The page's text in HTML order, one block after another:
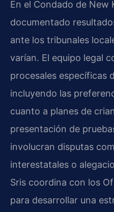
En el Condado de New
documentado
ante los tribunales
varían. El equipo legal
procesales específicas
incluyendo las
cuanto a planes de
presentación de
involucran disputas
interestatales o
Sris coordina con los
para desarrollar una